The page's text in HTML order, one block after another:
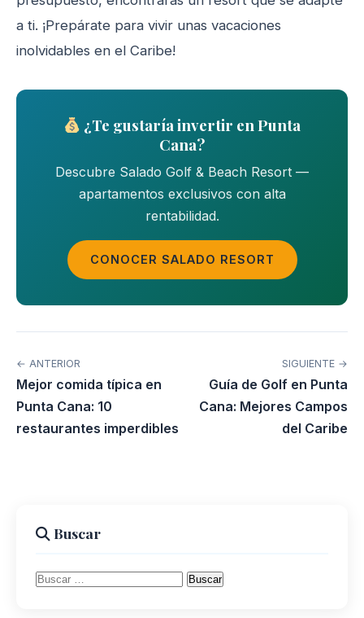
a ti. ¡Prepárate para vivir unas vacaciones
inolvidables en el Caribe!
¿Te gustaría invertir en Punta
Cana?
Descubre Salado Golf & Beach Resort —
apartamentos exclusivos con alta
rentabilidad.
CONOCER SALADO RESORT
← ANTERIOR
Mejor comida típica en
Punta Cana: 10
restaurantes imperdibles
SIGUIENTE →
Guía de Golf en Punta
Cana: Mejores Campos
del Caribe
Buscar
Buscar: